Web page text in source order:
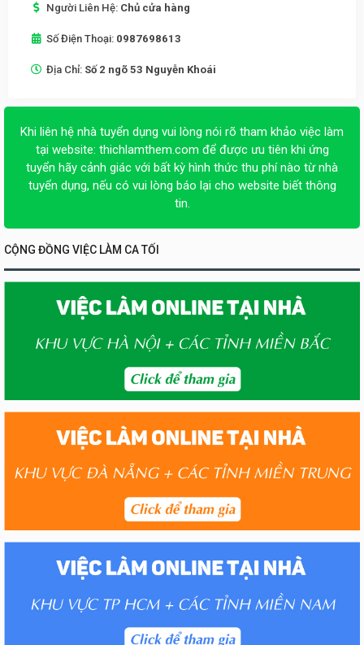
Người Liên Hệ: Chủ cửa hàng
Số Điện Thoại: 0987698613
Địa Chỉ: Số 2 ngõ 53 Nguyễn Khoái
Khi liên hệ nhà tuyển dụng vui lòng nói rõ tham khảo việc làm
tại website: thichlamthem.com để được ưu tiên khi ứng
tuyển hãy cảnh giác với bất kỳ hình thức thu phí nào từ nhà
tuyển dụng, nếu có vui lòng báo lại cho website biết thông
tin.
CỘNG ĐỒNG VIỆC LÀM CA TỐI